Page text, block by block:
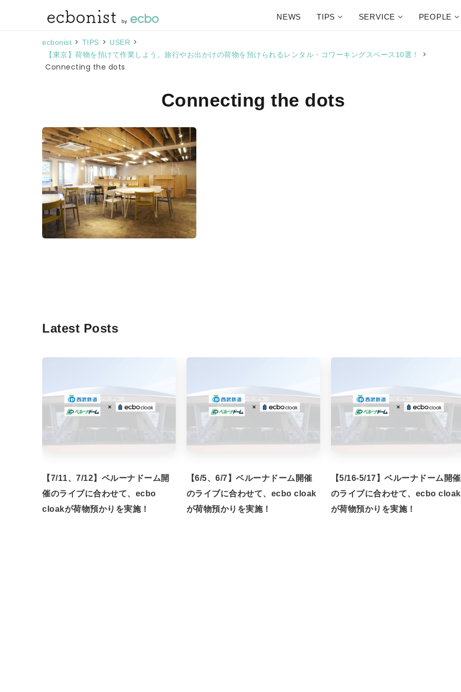
NEWS TIPS SERVICE PEOPLE
ecbonist > TIPS > USER >
【東京】荷物を預けて作業しよう。旅行やお出かけの荷物を預けられるレンタル・コワーキングスペース10選！
>
Connecting the dots
Connecting the dots
Latest Posts
【7/11、7/12】ベルーナドーム開
催のライブに合わせて、ecbo
cloakが荷物預かりを実施！
【6/5、6/7】ベルーナドーム開催
のライブに合わせて、ecbo cloak
が荷物預かりを実施！
【5/16-5/17】ベルーナドーム開催
のライブに合わせて、ecbo cloak
が荷物預かりを実施！